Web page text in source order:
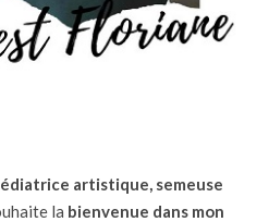
artistique, semeuse
la bienvenue dans mon